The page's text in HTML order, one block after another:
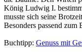
König Ludwig I.
musste sich seine
Besonders passend
Buchtipp: Genuss mit